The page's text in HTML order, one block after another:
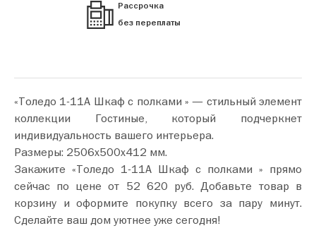
Рассрочка
без переплаты
«Толедо 1-11А Шкаф с полками » — стильный элемент
коллекции Гостиные, который подчеркнет
индивидуальность вашего интерьера.
Размеры: 2506х500х412 мм.
Закажите «Толедо 1-11А Шкаф с полками » прямо
сейчас по цене от 52 620 руб. Добавьте товар в
корзину и оформите покупку всего за пару минут.
Сделайте ваш дом уютнее уже сегодня!